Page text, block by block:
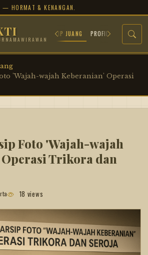
HORMAT & KENANGAN.
BERANDA ARSIP JUANG PROFIL TOKOH
'Wajah-wajah Keberanian' Operasi
Foto 'Wajah-wajah
Trikora dan
18 views